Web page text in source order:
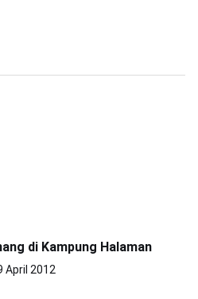
di Kampung Halaman
April 2012